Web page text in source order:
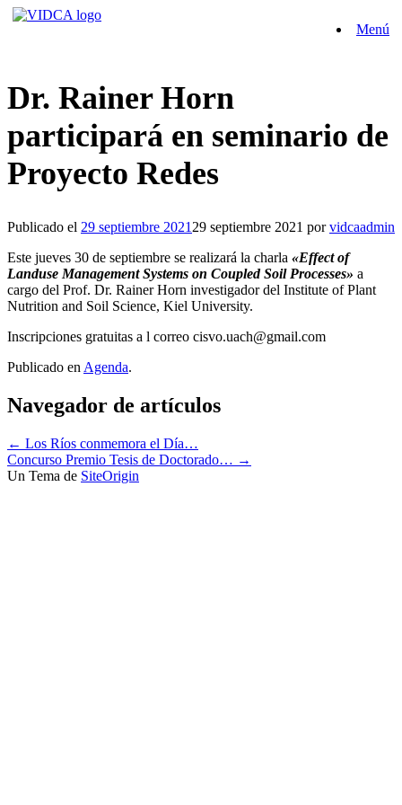
Saltar
Menú
Dr. Rainer Horn
participará en seminario de
Proyecto Redes
Publicado el 29 septiembre 2021 29 septiembre 2021 porvidcaadmin
Este jueves 30 de septiembre se realizará la charla «Effect of
Landuse Management Systems on Coupled Soil Processes» a
cargo del Prof. Dr. Rainer Horn investigador del Institute of Plant
Nutrition and Soil Science, Kiel University.
Inscripciones gratuitas a l correo cisvo.uach@gmail.com
Publicado en Agenda.
Navegador de artículos
← Los Ríos conmemora el Día…
Concurso Premio Tesis de Doctorado… →
Un Tema de SiteOrigin